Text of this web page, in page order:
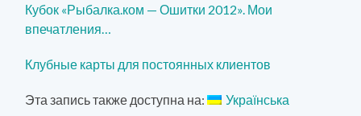
Кубок «Рыбалка.ком — Ошитки 2012». Мои
впечатления…
Клубные карты для постоянных клиентов
Эта запись также доступна на: Українська